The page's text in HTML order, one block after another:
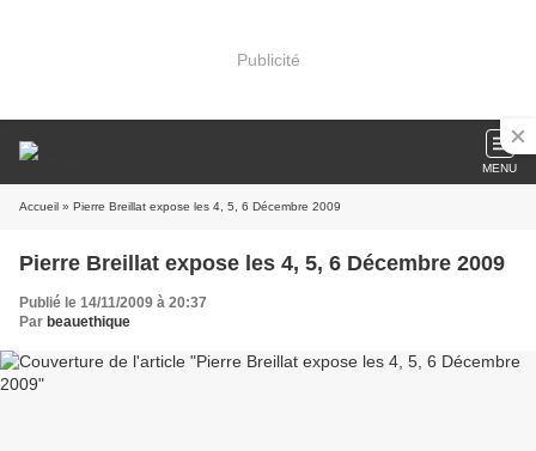
Publicité
MENU
Accueil » Pierre Breillat expose les 4, 5, 6 Décembre 2009
Pierre Breillat expose les 4, 5, 6 Décembre 2009
Publié le 14/11/2009 à 20:37
Par beauethique